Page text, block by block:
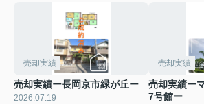
売却実績
売却実績ー長岡京市緑が丘ー
2026.07.19
売却実績
売却実績ー
7号館ー